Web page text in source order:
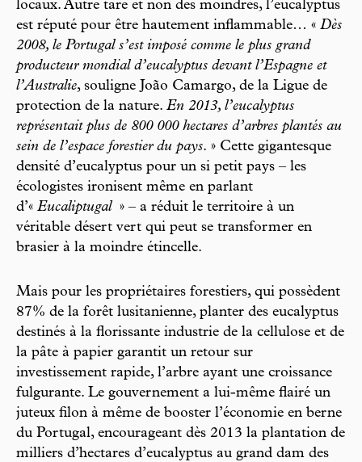
locaux. Autre tare et non des moindres, l’eucalyptus
est réputé pour être hautement inflammable… « Dès
2008, le Portugal s’est imposé comme le plus grand
producteur mondial d’eucalyptus devant l’Espagne et
l’Australie, souligne João Camargo, de la Ligue de
protection de la nature. En 2013, l’eucalyptus
représentait plus de 800 000 hectares d’arbres plantés au
sein de l’espace forestier du pays. » Cette gigantesque
densité d’eucalyptus pour un si petit pays – les
écologistes ironisent même en parlant
d’« Eucaliptugal » – a réduit le territoire à un
véritable désert vert qui peut se transformer en
brasier à la moindre étincelle.
Mais pour les propriétaires forestiers, qui possèdent
87% de la forêt lusitanienne, planter des eucalyptus
destinés à la florissante industrie de la cellulose et de
la pâte à papier garantit un retour sur
investissement rapide, l’arbre ayant une croissance
fulgurante. Le gouvernement a lui-même flairé un
juteux filon à même de booster l’économie en berne
du Portugal, encourageant dès 2013 la plantation de
milliers d’hectares d’eucalyptus au grand dam des